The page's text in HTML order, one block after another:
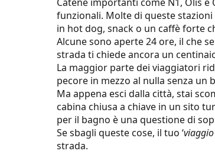
funzionali. Molte di queste
in hot dog, snack o un caffè forte
Alcune sono aperte 24 ore, il che
strada ti chiede ancora un
La maggior parte dei viaggiatori
pecore in mezzo al nulla senza un
Ma appena esci dalla città, stai
cabina chiusa a chiave in un sito
per il bagno è una questione di
Se sbagli queste cose, il tuo ‘
strada.